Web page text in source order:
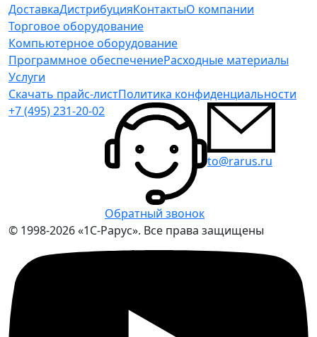
ДоставкаДистрибуцияКонтактыО компании
Торговое оборудование
Компьютерное оборудование
Программное обеспечениеРасходные материалы
Услуги
Скачать прайс-листПолитика конфиденциальности
+7 (495) 231-20-02
Обратный звонок
to@rarus.ru
© 1998-2026 «1С-Рарус». Все права защищены